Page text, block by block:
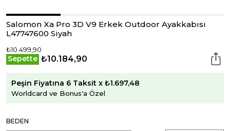
Salomon Xa Pro 3D V9 Erkek Outdoor Ayakkabısı
L47747600 Siyah
₺10.499,90
Sepette ₺10.184,90
Peşin Fiyatına 6 Taksit x ₺1.697,48
Worldcard ve Bonus'a Özel
BEDEN